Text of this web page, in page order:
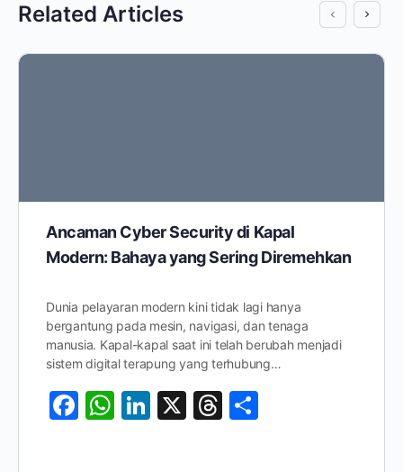
Related Articles
Ancaman Cyber Security di Kapal
Modern: Bahaya yang Sering Diremehkan
Dunia pelayaran modern kini tidak lagi hanya
bergantung pada mesin, navigasi, dan tenaga
manusia. Kapal-kapal saat ini telah berubah menjadi
sistem digital terapung yang terhubung…
Facebook
WhatsApp
LinkedIn
X Threads